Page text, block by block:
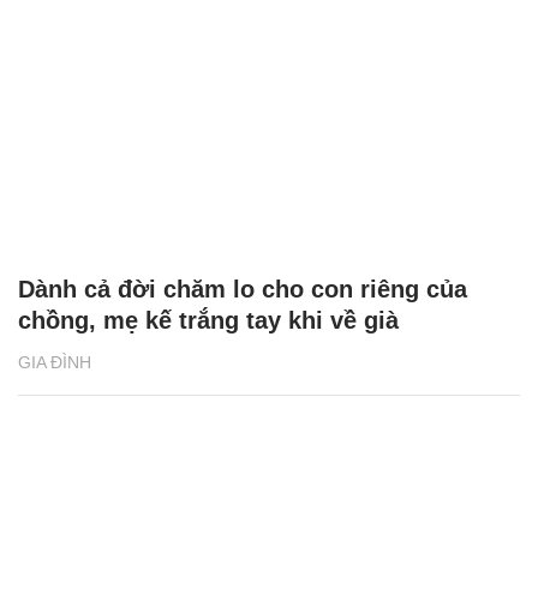
GIA ĐÌNH
Dành cả đời chăm lo cho con riêng của
chồng, mẹ kế trắng tay khi về già